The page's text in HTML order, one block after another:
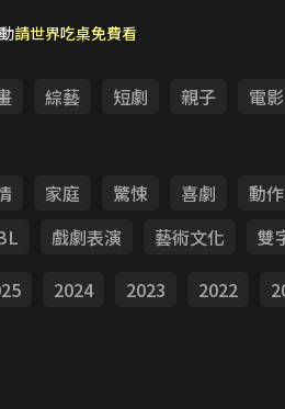
請世界吃桌免費看
綜藝 短劇 親子 電影
家庭 驚悚 喜劇 動作
戲劇表演 藝術文化 雙
2024 2023 2022